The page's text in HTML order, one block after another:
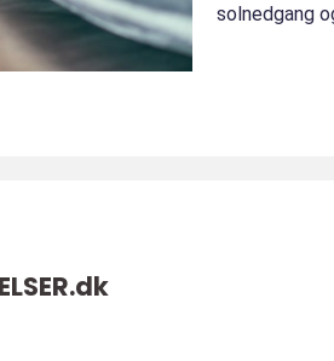
solnedgang
dk